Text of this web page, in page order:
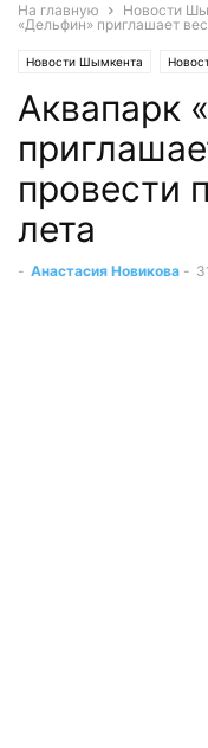
На главную Новости
«Дельфин» приглашает
Новости Шымкента
Аквапарк
провести
лета
- Анастасия Новикова -